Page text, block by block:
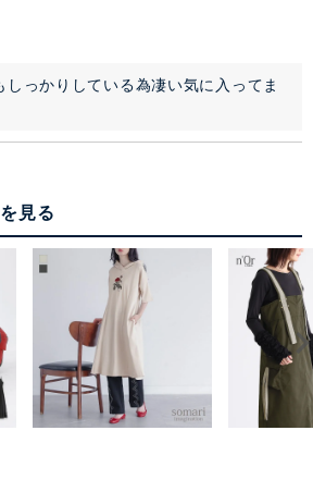
っかりしている為凄い気に入ってま
見る